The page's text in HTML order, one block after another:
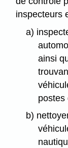
inspecteurs
a)
ainsi
postes
b)